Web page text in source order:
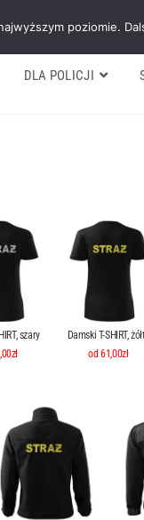
DLA POLICJI
szary
Damski T-SHIRT,
od 61,00zł
poziomie.